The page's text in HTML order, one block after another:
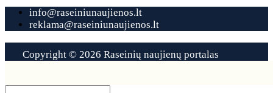
info@raseiniunaujienos.lt
reklama@raseiniunaujienos.lt
Copyright © 2026 Raseinių naujienų portalas
Contact